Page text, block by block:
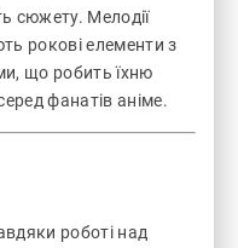
сюжету. Мелодії
рокові елементи з
що робить їхню
фанатів аніме.
роботі над